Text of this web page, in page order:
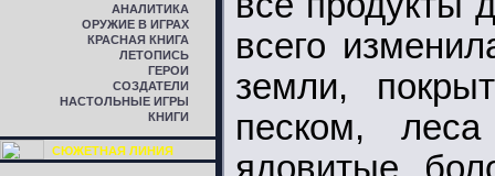
АНАЛИТИКА
ОРУЖИЕ В ИГРАХ
КРАСНАЯ КНИГА
ЛЕТОПИСЬ
ГЕРОИ
СОЗДАТЕЛИ
НАСТОЛЬНЫЕ ИГРЫ
КНИГИ
СЮЖЕТНАЯ ЛИНИЯ
всего
земли,
песком,